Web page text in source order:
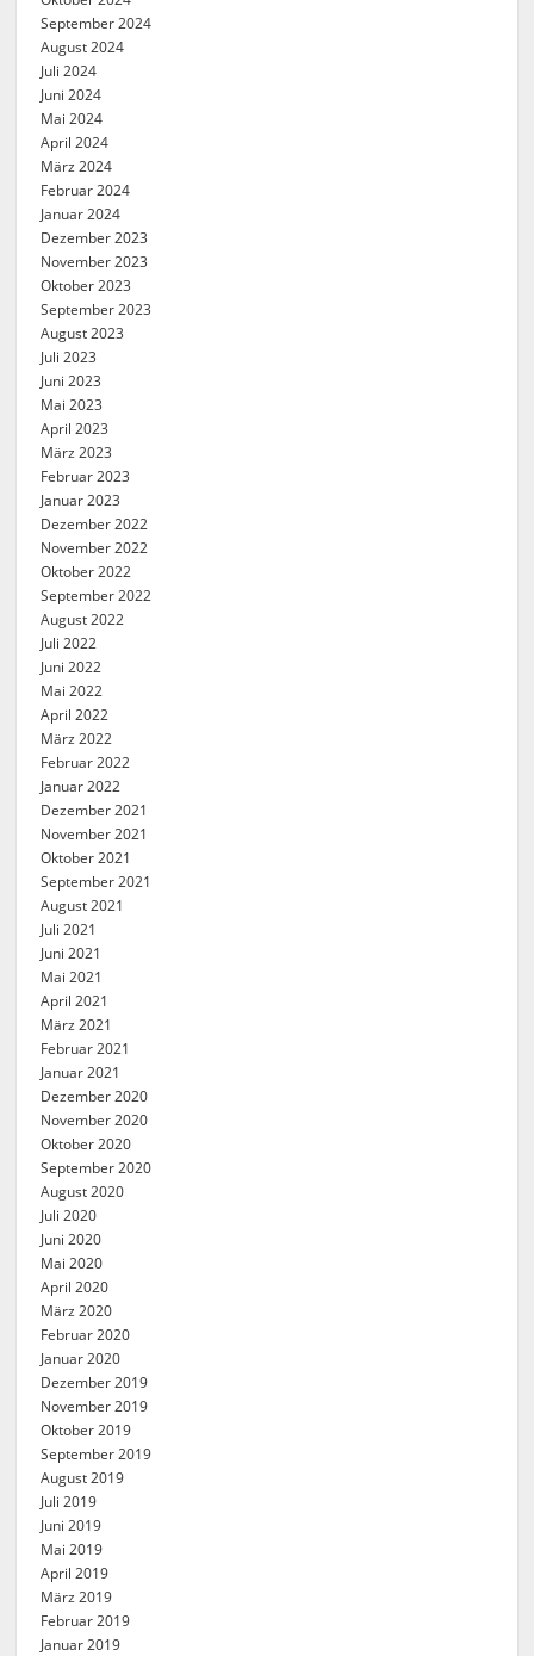
September 2024
August 2024
Juli 2024
Juni 2024
Mai 2024
April 2024
März 2024
Februar 2024
Januar 2024
Dezember 2023
November 2023
Oktober 2023
September 2023
August 2023
Juli 2023
Juni 2023
Mai 2023
April 2023
März 2023
Februar 2023
Januar 2023
Dezember 2022
November 2022
Oktober 2022
September 2022
August 2022
Juli 2022
Juni 2022
Mai 2022
April 2022
März 2022
Februar 2022
Januar 2022
Dezember 2021
November 2021
Oktober 2021
September 2021
August 2021
Juli 2021
Juni 2021
Mai 2021
April 2021
März 2021
Februar 2021
Januar 2021
Dezember 2020
November 2020
Oktober 2020
September 2020
August 2020
Juli 2020
Juni 2020
Mai 2020
April 2020
März 2020
Februar 2020
Januar 2020
Dezember 2019
November 2019
Oktober 2019
September 2019
August 2019
Juli 2019
Juni 2019
Mai 2019
April 2019
März 2019
Februar 2019
Januar 2019